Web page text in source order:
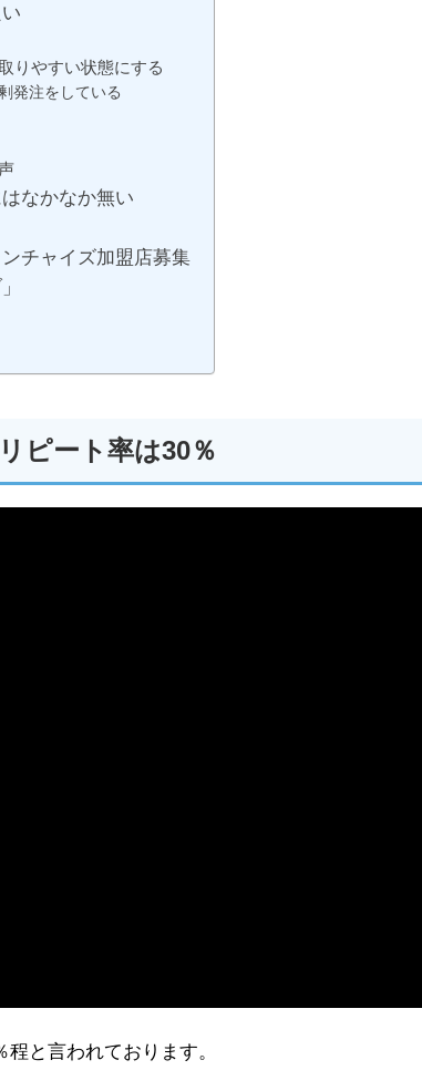
りやすい状態にする
発注をしている
なかなか無い
チャイズ加盟店募集
ピート率は30％
と言われております。